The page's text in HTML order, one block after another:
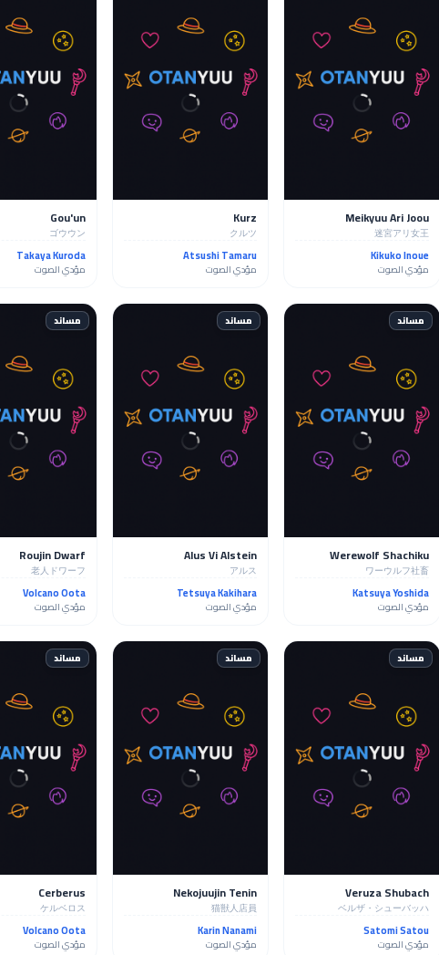
Meikyuu Ari Joou
迷宮アリ女王
Kikuko Inoue
مؤدي الصوت
Kurz
クルツ
Atsushi Tamaru
مؤدي الصوت
Gou'un
ゴウウン
Takaya Kuroda
مؤدي الصوت
مساند
Werewolf Shachiku
ワーウルフ社畜
Katsuya Yoshida
مؤدي الصوت
مساند
Alus Vi Alstein
アルス
Tetsuya Kakihara
مؤدي الصوت
مساند
Roujin Dwarf
老人ドワーフ
Volcano Oota
مؤدي الصوت
مساند
Veruza Shubach
ベルザ・シューバッハ
Satomi Satou
مؤدي الصوت
مساند
Nekojuujin Tenin
猫獣人店員
Karin Nanami
مؤدي الصوت
مساند
Cerberus
ケルベロス
Volcano Oota
مؤدي الصوت